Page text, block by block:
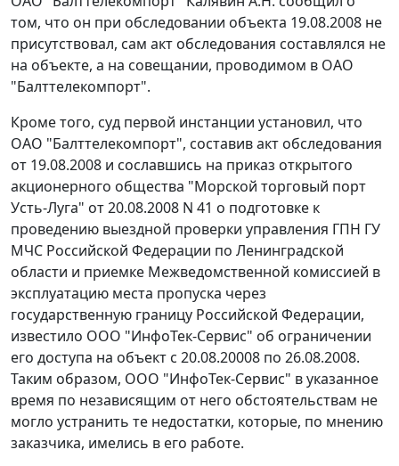
том, что он при обследовании объекта 19.08.2008 не
присутствовал, сам акт обследования составлялся не
на объекте, а на совещании, проводимом в ОАО
"Балттелекомпорт".
Кроме того, суд первой инстанции установил, что
ОАО "Балттелекомпорт", составив акт обследования
от 19.08.2008 и сославшись на приказ открытого
акционерного общества "Морской торговый порт
Усть-Луга" от 20.08.2008 N 41 о подготовке к
проведению выездной проверки управления ГПН ГУ
МЧС Российской Федерации по Ленинградской
области и приемке Межведомственной комиссией в
эксплуатацию места пропуска через
государственную границу Российской Федерации,
известило ООО "ИнфоТек-Сервис" об ограничении
его доступа на объект с 20.08.20008 по 26.08.2008.
Таким образом, ООО "ИнфоТек-Сервис" в указанное
время по независящим от него обстоятельствам не
могло устранить те недостатки, которые, по мнению
заказчика, имелись в его работе.